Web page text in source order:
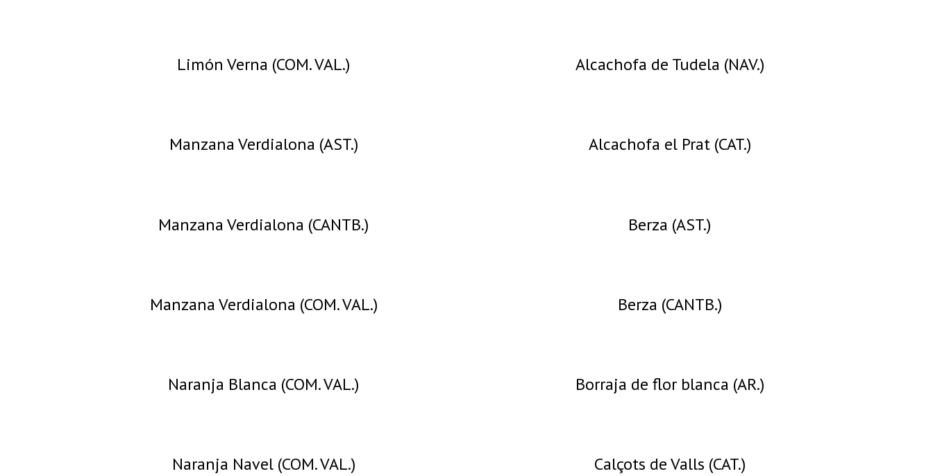
Limón Verna (COM. VAL.)
Manzana Verdialona (AST.)
Manzana Verdialona (CANTB.)
Manzana Verdialona (COM. VAL.)
Naranja Blanca (COM. VAL.)
Naranja Navel (COM. VAL.)
Alcachofa de Tudela (NAV.)
Alcachofa el Prat (CAT.)
Berza (AST.)
Berza (CANTB.)
Borraja de flor blanca (AR.)
Calçots de Valls (CAT.)